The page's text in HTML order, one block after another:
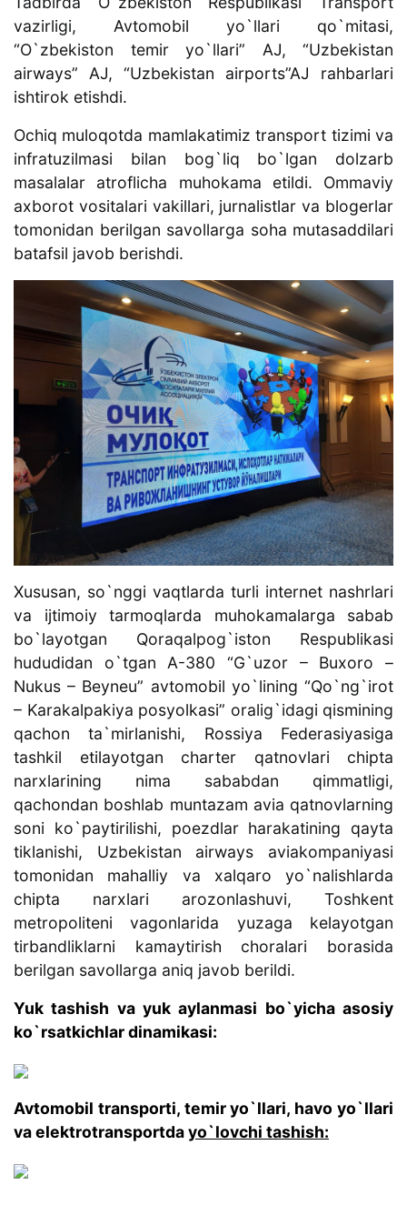
vazirligi, Avtomobil yo`llari qo`mitasi,
“O`zbekiston temir yo`llari” AJ, “Uzbekistan
airways” AJ, “Uzbekistan airports”AJ rahbarlari
ishtirok etishdi.
Ochiq muloqotda mamlakatimiz transport tizimi va
infratuzilmasi bilan bog`liq bo`lgan dolzarb
masalalar atroflicha muhokama etildi. Ommaviy
axborot vositalari vakillari, jurnalistlar va blogerlar
tomonidan berilgan savollarga soha mutasaddilari
batafsil javob berishdi.
Xususan, so`nggi vaqtlarda turli internet nashrlari
va ijtimoiy tarmoqlarda muhokamalarga sabab
bo`layotgan Qoraqalpog`iston Respublikasi
hududidan o`tgan A-380 “G`uzor – Buxoro –
Nukus – Beyneu” avtomobil yo`lining “Qo`ng`irot
– Karakalpakiya posyolkasi” oralig`idagi qismining
qachon ta`mirlanishi, Rossiya Federasiyasiga
tashkil etilayotgan charter qatnovlari chipta
narxlarining nima sababdan qimmatligi,
qachondan boshlab muntazam avia qatnovlarning
soni ko`paytirilishi, poezdlar harakatining qayta
tiklanishi, Uzbekistan airways aviakompaniyasi
tomonidan mahalliy va xalqaro yo`nalishlarda
chipta narxlari arozonlashuvi, Toshkent
metropoliteni vagonlarida yuzaga kelayotgan
tirbandliklarni kamaytirish choralari borasida
berilgan savollarga aniq javob berildi.
Yuk tashish va yuk aylanmasi bo`yicha asosiy
ko`rsatkichlar dinamikasi:
Avtomobil transporti, temir yo`llari, havo yo`llari
va elektrotransportdayo`lovchi tashish: